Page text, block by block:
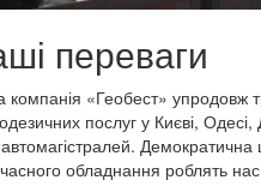
переваги
«Геобест» упродовж
послуг у Києві, Одесі,
Демократична
обладнання роблять